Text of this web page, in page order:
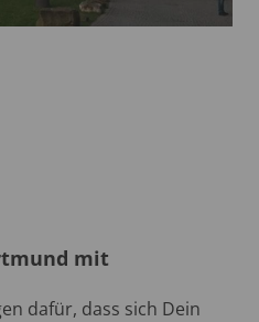
mit
dafür, dass sich Dein